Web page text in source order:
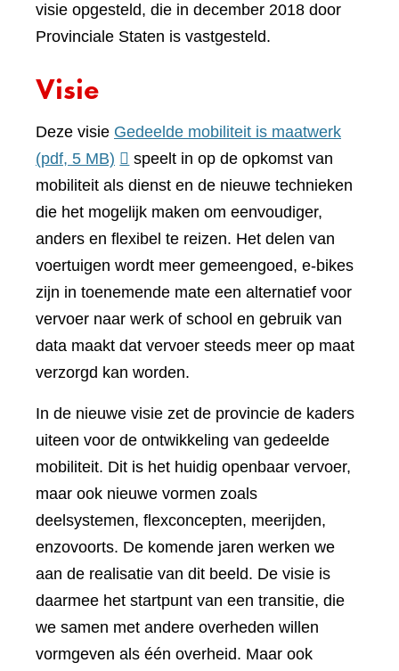
visie opgesteld, die in december 2018 door
Provinciale Staten is vastgesteld.
Visie
Deze visie Gedeelde mobiliteit is maatwerk
(pdf, 5 MB)
speelt in op de opkomst van
mobiliteit als dienst en de nieuwe technieken
die het mogelijk maken om eenvoudiger,
anders en flexibel te reizen. Het delen van
voertuigen wordt meer gemeengoed, e-bikes
zijn in toenemende mate een alternatief voor
vervoer naar werk of school en gebruik van
data maakt dat vervoer steeds meer op maat
verzorgd kan worden.
In de nieuwe visie zet de provincie de kaders
uiteen voor de ontwikkeling van gedeelde
mobiliteit. Dit is het huidig openbaar vervoer,
maar ook nieuwe vormen zoals
deelsystemen, flexconcepten, meerijden,
enzovoorts. De komende jaren werken we
aan de realisatie van dit beeld. De visie is
daarmee het startpunt van een transitie, die
we samen met andere overheden willen
vormgeven als één overheid. Maar ook